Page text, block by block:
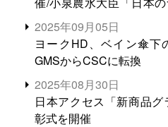
る。米増産に向けて、米
2025年09月05日
ヨークHD、ベイン傘下
GMSからCSCに転換
2025年08月30日
日本アクセス「新商品
彰式を開催